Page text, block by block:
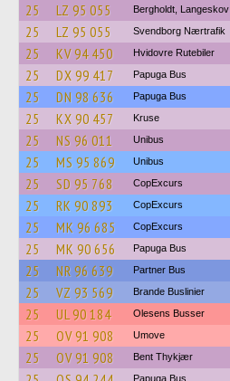
25 LZ 95 055 Bergholdt, Langeskov
25 LZ 95 055 Svendborg Nærtrafik
25 KV 94 450 Hvidovre Rutebiler
25 DX 99 417 Papuga Bus
25 DN 98 636 Papuga Bus
25 KX 90 457 Kruse
25 NS 96 011 Unibus
25 MS 95 869 Unibus
25 SD 95 768 CopExcurs
25 RK 90 893 CopExcurs
25 MK 96 685 CopExcurs
25 MK 90 656 Papuga Bus
25 NR 96 639 Partner Bus
25 VZ 93 569 Brande Buslinier
25 UL 90 184 Olesens Busser
25 OV 91 908 Umove
25 OV 91 908 Bent Thykjær
Papuga Bus